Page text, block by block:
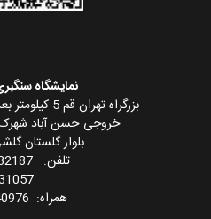
نمایشگاه
بزرگراه تهران قم 5 کیلومتر بعد از فرودگاه امام خمینی
خروجی حسن آباد
بلوار گلستان گلشن 5
تلفن: 02156232187
همراه: 09120740976